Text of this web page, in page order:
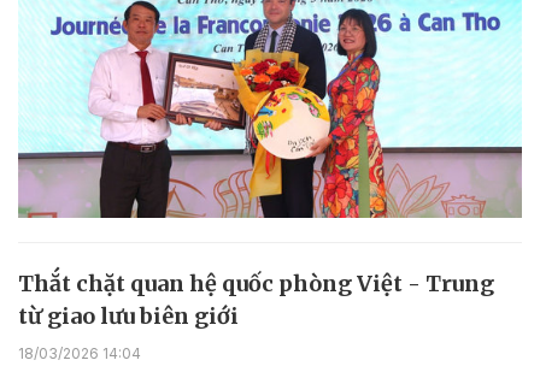
Thắt chặt quan hệ quốc phòng Việt - Trung
từ giao lưu biên giới
18/03/2026 14:04